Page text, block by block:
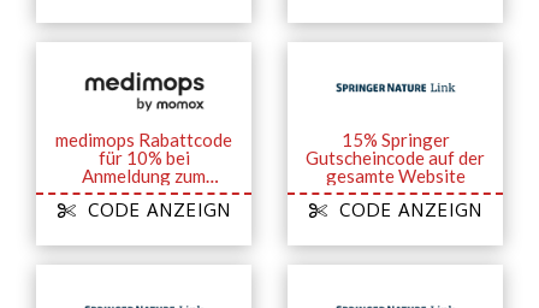
medimops Rabattcode
für 10% bei
Anmeldung zum
Newsletter
CODE ANZEIGN
15% Springer
Gutscheincode auf der
gesamte Website
CODE ANZEIGN